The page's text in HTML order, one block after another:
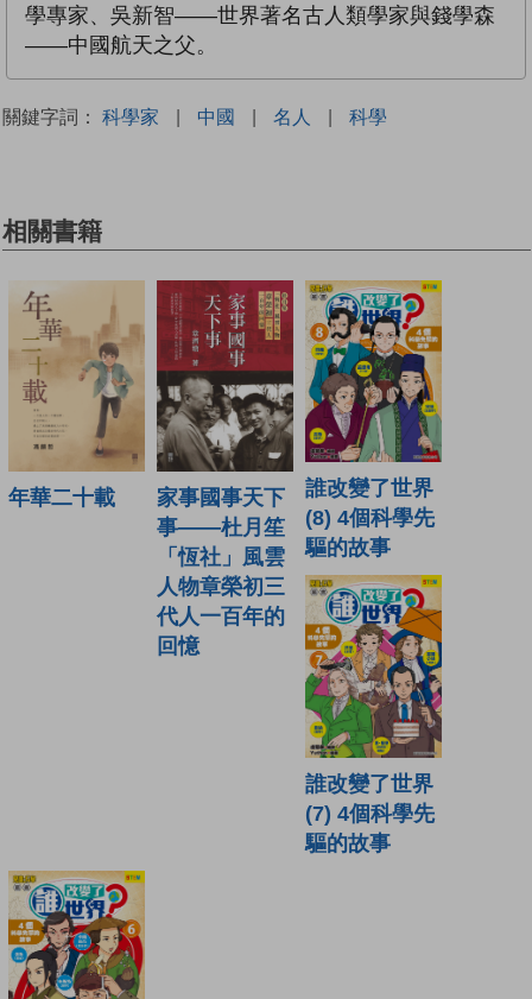
學專家、吳新智——世界著名古人類學家與錢學森
——中國航天之父。
關鍵字詞： 科學家 | 中國 | 名人 | 科學
相關書籍
年華二十載
家事國事天下
事——杜月笙
「恆社」風雲
人物章榮初三
代人一百年的
回憶
誰改變了世界
(8) 4個科學先
驅的故事
誰改變了世界
(7) 4個科學先
驅的故事